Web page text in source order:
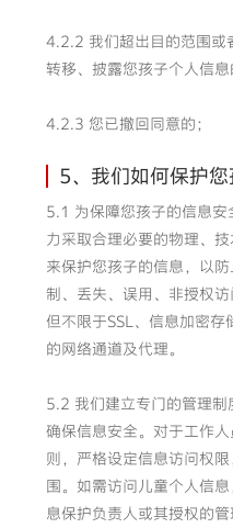
4.2.2 我们超出目的范围或
转移、披露您孩子个人信息
4.2.3 您已撤回同意的；
5、我们如何保护
5.1 为保障您孩子的信息
力采取合理必要的物理、
来保护您孩子的信息，以
制、丢失、误用、非授权
但不限于SSL、信息加密
的网络通道及代理。
5.2 我们建立专门的管理
确保信息安全。对于工作
则，严格设定信息访问权
围。如需访问儿童个人信
息保护负责人或其授权的